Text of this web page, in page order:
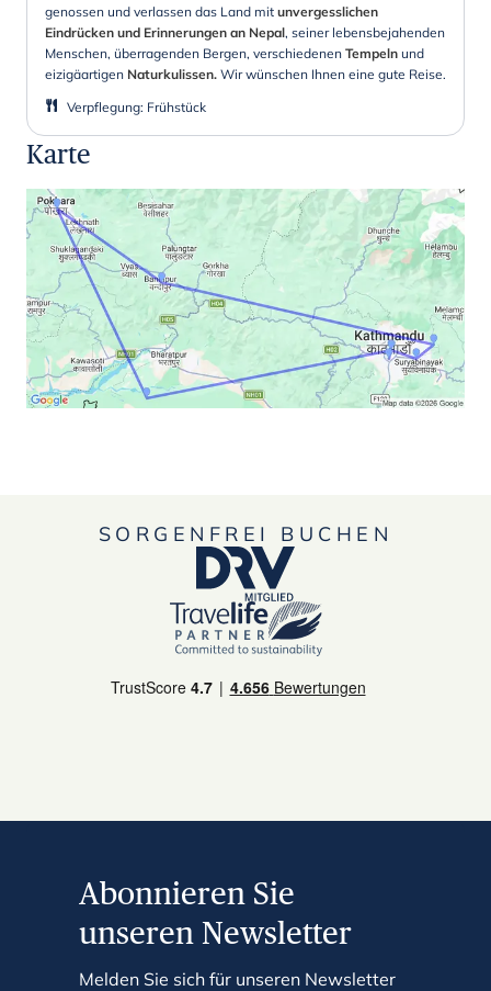
genossen und verlassen das Land mit unvergesslichen
Eindrücken und Erinnerungen an Nepal, seiner lebensbejahenden
Menschen, überragenden Bergen, verschiedenen Tempeln und
eizigäartigen Naturkulissen. Wir wünschen Ihnen eine gute Reise.
Verpflegung: Frühstück
Karte
SORGENFREI BUCHEN
Abonnieren Sie
unseren Newsletter
Melden Sie sich für unseren Newsletter